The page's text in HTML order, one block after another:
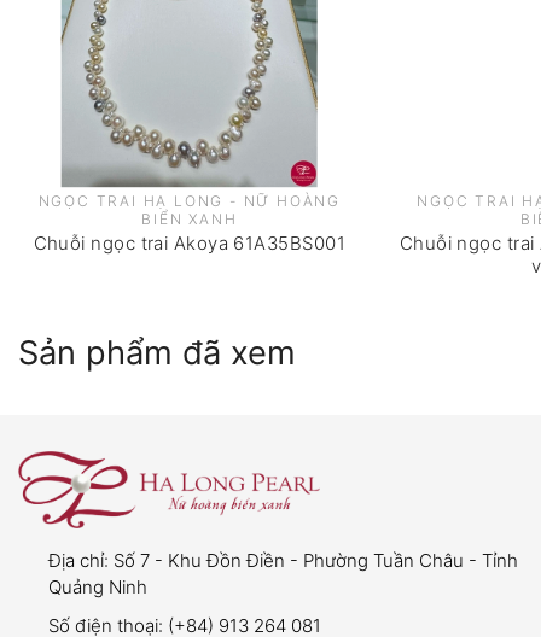
TIẾNG VIỆT
Lưu ý quan trọng:
Thời gian bảo hành: 06 tháng kể từ ngày mua
Điều kiện bảo hành:
mua hàng,bao bì sản phẩm
hành
để được áp dụng chế độ bảo hành.
Ngọc trai được bảo hành miễn phí nếu đáp ứng
đầy đủ các điều kiện trên.
NGỌC TRAI HẠ LONG - NỮ HOÀNG
BIỂN XANH
Chuỗi ngọc trai Akoya 61A35BS001
NGỌC TRAI
Chuỗi ngọc trai
Sản phẩm đã xem
Địa chỉ: Số 7 - Khu Đồn Điền - Phường Tuần Châu - Tỉnh
Quảng Ninh
Số điện thoại: (+84) 913 264 081